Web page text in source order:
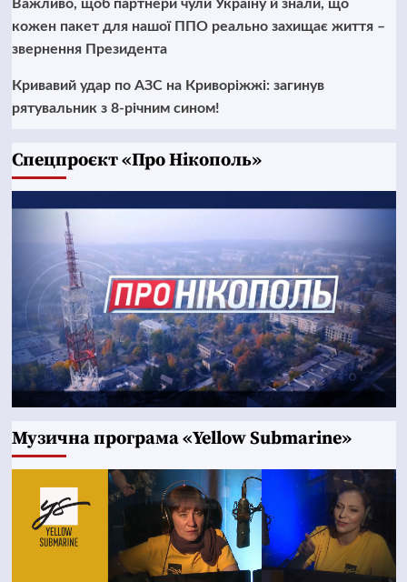
Важливо, щоб партнери чули Україну й знали, що
кожен пакет для нашої ППО реально захищає життя –
звернення Президента
Кривавий удар по АЗС на Криворіжжі: загинув
рятувальник з 8-річним сином!
Cпецпроєкт «Про Нікополь»
Музична програма «Yellow Submarine»